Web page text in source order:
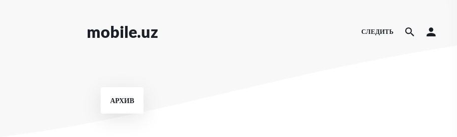
mobile.uz СЛЕДИТЬ
АРХИВ